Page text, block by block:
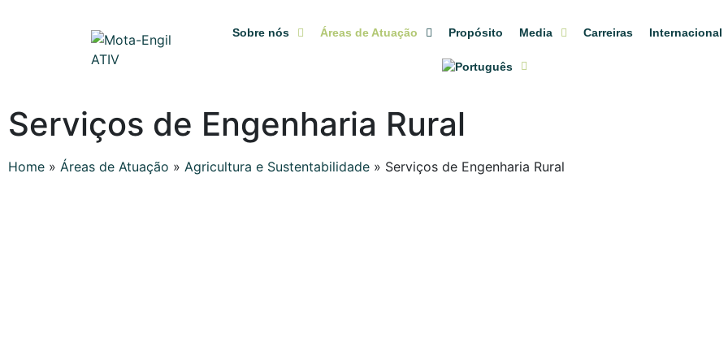
Sobre nós Áreas de Atuação Propósito Media Carreiras
Internacional
Serviços de Engenharia Rural
Home » Áreas de Atuação » Agricultura e Sustentabilidade » Serviços de Engenharia Rural